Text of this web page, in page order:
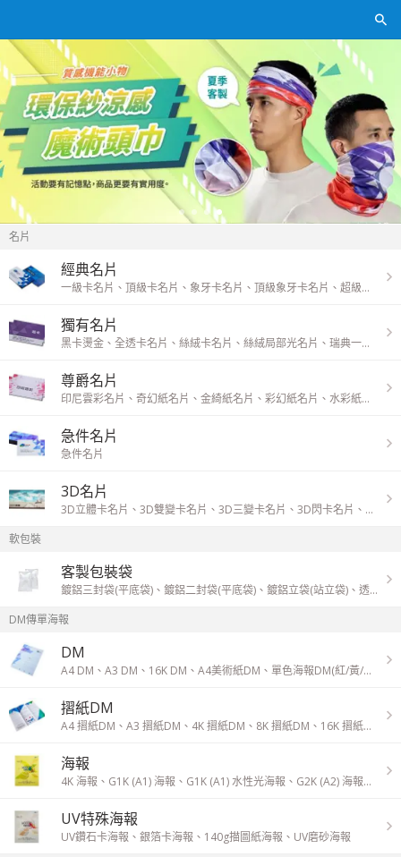
名片
經典名片
一級卡名片 、 頂級卡名片 、 象牙卡名片 、 頂級象牙卡名片 、 超級象牙卡
獨有名片
黑卡燙金 、 全透卡名片 、 絲絨卡名片 、 絲絨局部光名片 、 瑞典一級卡名片
尊爵名片
印尼雲彩名片 、 奇幻紙名片 、 金綺紙名片 、 彩幻紙名片 、 水彩紙名片
急件名片
急件名片
3D名片
3D立體卡名片 、 3D雙變卡名片 、 3D三變卡名片 、 3D閃卡名片 、 3D驗
軟包裝
客製包裝袋
鍍鋁三封袋(平底袋) 、 鍍鋁二封袋(平底袋) 、 鍍鋁立袋(站立袋) 、 透明立袋(站立袋)
DM傳單海報
DM
A4 DM 、 A3 DM 、 16K DM 、 A4美術紙DM 、 單色海報DM(紅/黃/藍/綠)
摺紙DM
A4 摺紙DM 、 A3 摺紙DM 、 4K 摺紙DM 、 8K 摺紙DM 、 16K 摺紙DM
海報
4K 海報 、 G1K (A1) 海報 、 G1K (A1) 水性光海報 、 G2K (A2) 海報、
UV特殊海報
UV鑽石卡海報 、 銀箔卡海報 、 140g描圖紙海報 、 UV磨砂海報